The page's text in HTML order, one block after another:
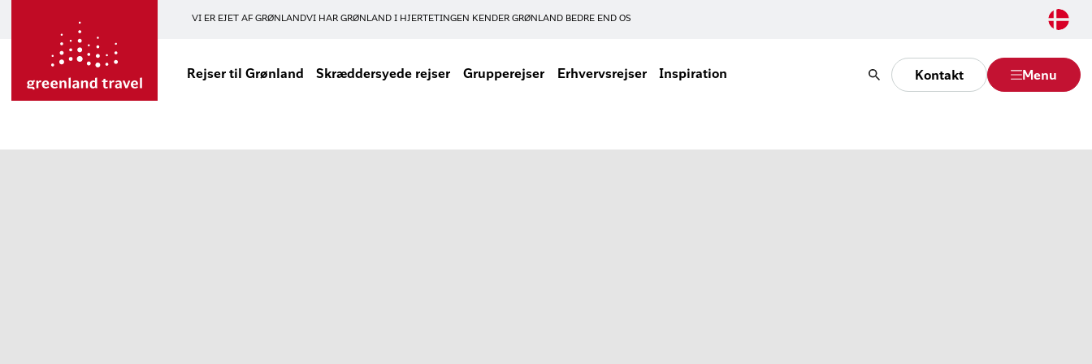
VI ER EJET AF GRØNLANDVI HAR GRØNLAND I HJERTET INGEN KENDER GRØNLAND BEDRE END OS
Rejser til Grønland Skræddersyede rejser Grupperejser Erhvervsrejser Inspiration Søg Kontakt Menu